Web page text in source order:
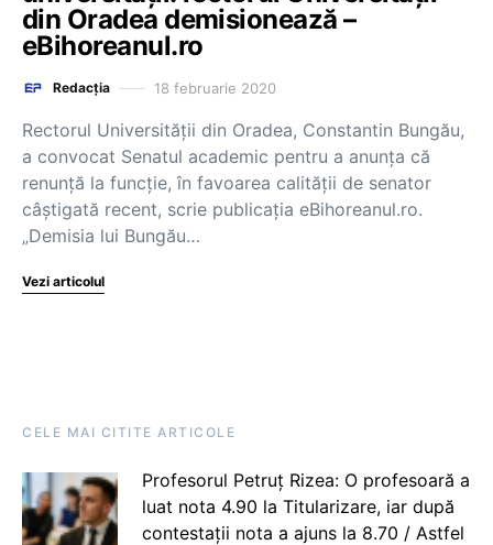
din Oradea demisionează –
eBihoreanul.ro
Redacția 18 februarie 2020
Rectorul Universităţii din Oradea, Constantin Bungău,
a convocat Senatul academic pentru a anunţa că
renunţă la funcţie, în favoarea calităţii de senator
câştigată recent, scrie publicația eBihoreanul.ro.
„Demisia lui Bungău…
Vezi articolul
CELE MAI CITITE ARTICOLE
Profesorul Petruț Rizea: O profesoară a
luat nota 4.90 la Titularizare, iar după
contestații nota a ajuns la 8.70 / Astfel